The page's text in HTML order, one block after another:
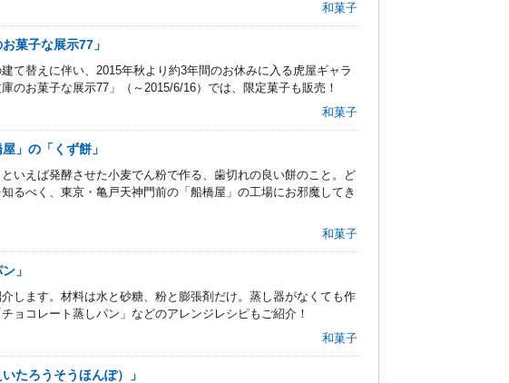
和菓子
菓子な展示77」
て替えに伴い、2015年秋より約3年間のお休みに入る虎屋ギャラ
のお菓子な展示77」（～2015/6/16）では、限定菓子も販売！
和菓子
」の「くず餅」
いえば発酵させた小麦でん粉で作る、歯切れの良い餅のこと。ど
るべく、東京・亀戸天神門前の「船橋屋」の工場にお邪魔してき
和菓子
」
します。材料は水と砂糖、粉と膨張剤だけ。蒸し器がなくても作
ョコレート蒸しパン」などのアレンジレシピもご紹介！
和菓子
たろうそうほんぽ）」